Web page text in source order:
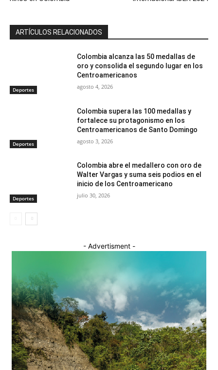
ARTÍCULOS RELACIONADOS
Deportes
Colombia alcanza las 50 medallas de
oro y consolida el segundo lugar en los
Centroamericanos
agosto 4, 2026
Deportes
Colombia supera las 100 medallas y
fortalece su protagonismo en los
Centroamericanos de Santo Domingo
agosto 3, 2026
Deportes
Colombia abre el medallero con oro de
Walter Vargas y suma seis podios en el
inicio de los Centroamericano
julio 30, 2026
- Advertisment -